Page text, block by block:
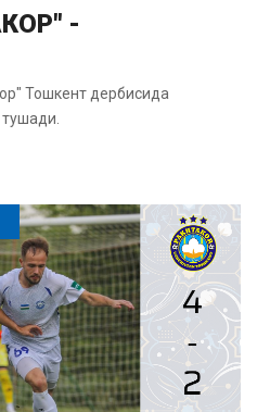
-
Тошкент дербисида